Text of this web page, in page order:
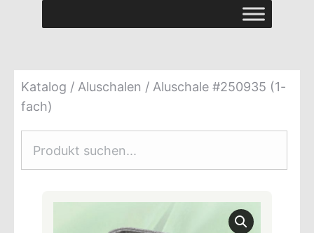
Katalog / Aluschalen / Aluschale #250935 (1-
fach)